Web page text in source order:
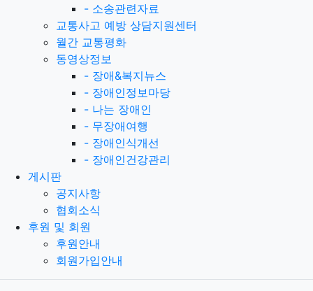
- 소송관련자료
교통사고 예방 상담지원센터
월간 교통평화
동영상정보
- 장애&복지뉴스
- 장애인정보마당
- 나는 장애인
- 무장애여행
- 장애인식개선
- 장애인건강관리
게시판
공지사항
협회소식
후원 및 회원
후원안내
회원가입안내